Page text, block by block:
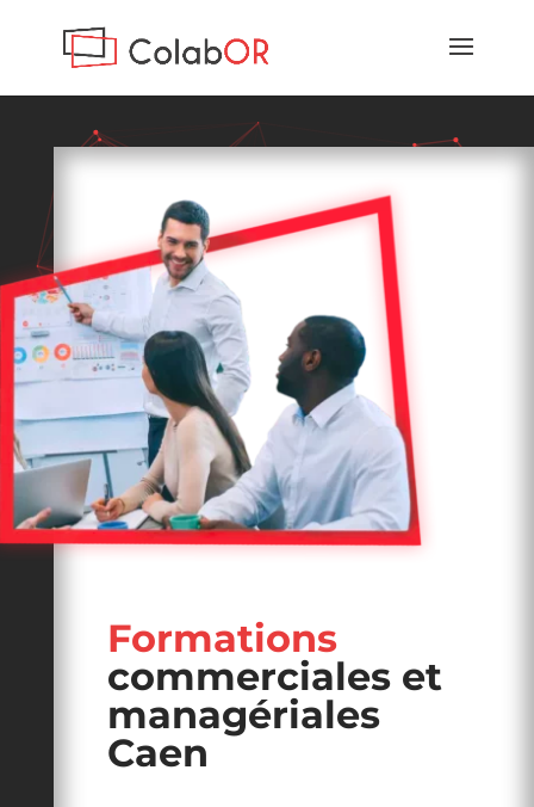
Formations
commerciales et
managériales
Caen